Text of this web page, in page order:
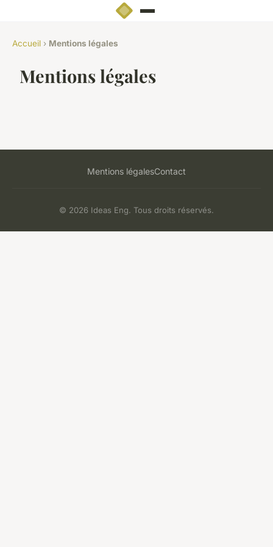
Accueil › Mentions légales
Mentions légales
Mentions légalesContact
© 2026 Ideas Eng. Tous droits réservés.